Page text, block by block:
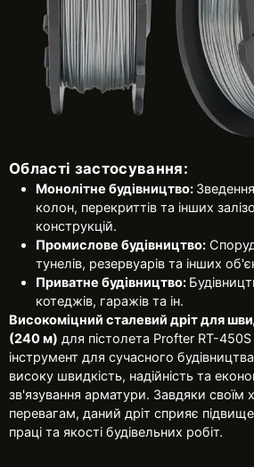
Області застосування:
Монолітне будівництво:
колон, перекриттів та інших
конструкцій.
Промислове будівництво:
тунелів, резервуарів та інших
Приватне будівництво:
котеджів, гаражів та ін.
Високоміцний сталевий дріт для
(240 м) для пістолета Profter RT-450S
інструмент для сучасного
високу швидкість, надійність та
зв'язування арматури. Завдяки своїм
перевагам, даний дріт сприяє
праці та якості будівельних робіт.